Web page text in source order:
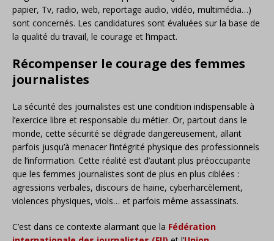
papier, Tv, radio, web, reportage audio, vidéo, multimédia…)
sont concernés. Les candidatures sont évaluées sur la base de
la qualité du travail, le courage et l’impact.
Récompenser le courage des femmes
journalistes
La sécurité des journalistes est une condition indispensable à
l’exercice libre et responsable du métier. Or, partout dans le
monde, cette sécurité se dégrade dangereusement, allant
parfois jusqu’à menacer l’intégrité physique des professionnels
de l’information. Cette réalité est d’autant plus préoccupante
que les femmes journalistes sont de plus en plus ciblées :
agressions verbales, discours de haine, cyberharcèlement,
violences physiques, viols… et parfois même assassinats.
C’est dans ce contexte alarmant que la Fédération